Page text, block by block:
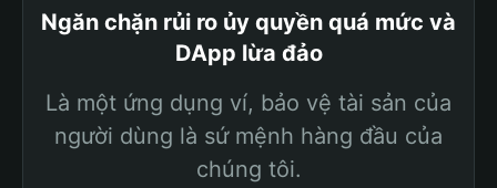
Ngăn chặn rủi ro ủy quyền quá mức và
DApp lừa đảo
Là một ứng dụng ví, bảo vệ tài sản của
người dùng là sứ mệnh hàng đầu của
chúng tôi.